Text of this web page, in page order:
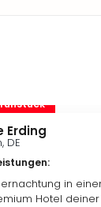
Erding
DE
:
in
Hotel deiner